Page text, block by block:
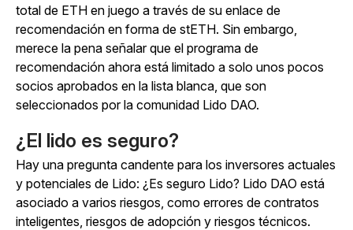
total de ETH en juego a través de su enlace de
recomendación en forma de stETH. Sin embargo,
merece la pena señalar que el programa de
recomendación ahora está limitado a solo unos pocos
socios aprobados en la lista blanca, que son
seleccionados por la comunidad Lido DAO.
¿El lido es seguro?
Hay una pregunta candente para los inversores actuales
y potenciales de Lido: ¿Es seguro Lido? Lido DAO está
asociado a varios riesgos, como errores de contratos
inteligentes, riesgos de adopción y riesgos técnicos.